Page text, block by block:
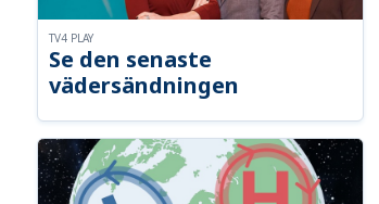
Se den senaste
vädersändningen
TV4 PLAY